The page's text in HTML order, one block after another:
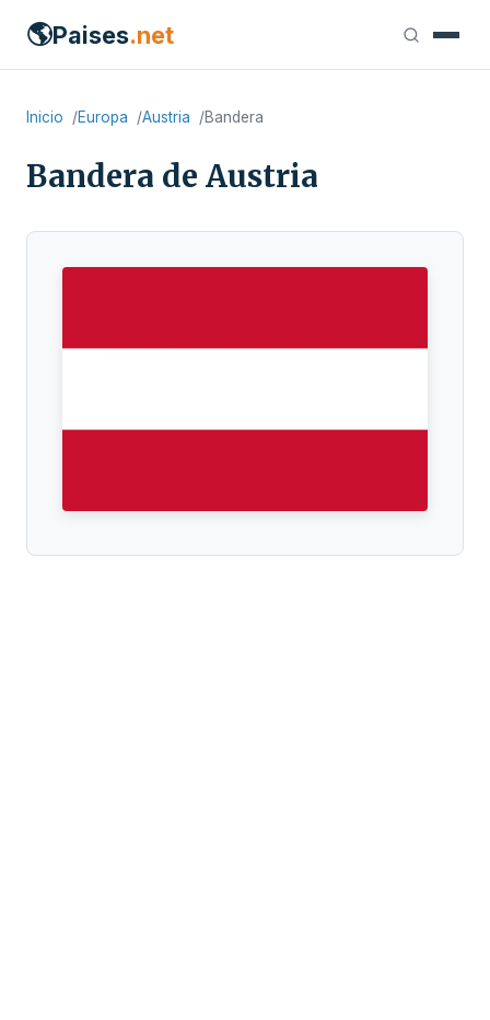
🌎Paises.net
Inicio Europa Austria Bandera
Bandera de Austria